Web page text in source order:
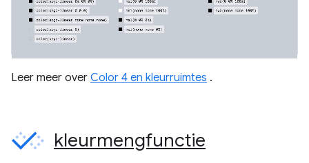
Leer meer over Color 4 en kleurruimtes .
kleurmengfunctie